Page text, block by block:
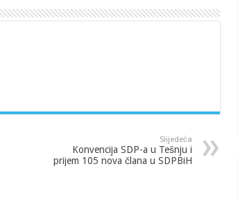
Slijedeća
Konvencija SDP-a u Tešnju i
prijem 105 nova člana u SDPBiH